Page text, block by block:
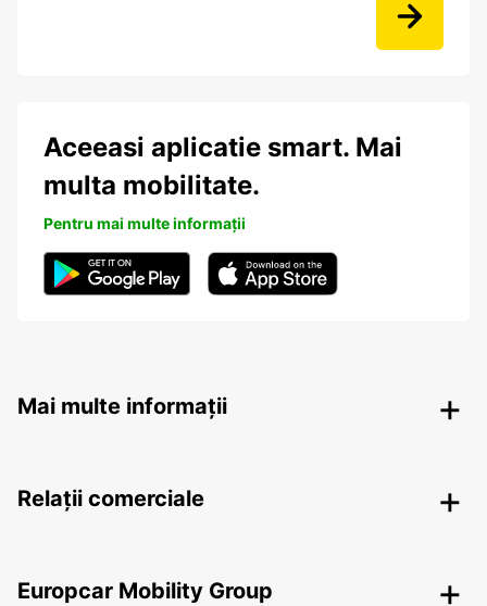
Aceeasi aplicatie smart. Mai
multa mobilitate.
Pentru mai multe informații
Mai multe informații
Relații comerciale
Europcar Mobility Group